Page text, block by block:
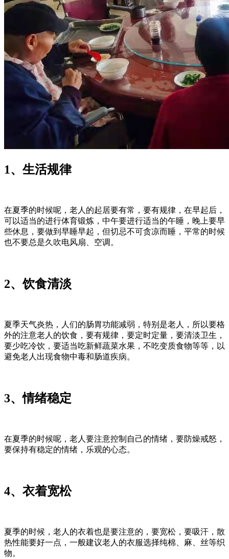
1、生活规律
在夏季的时候呢，老人的起居要有常，要有规律，在早起后，
可以适当的进行体育锻炼，中午要进行适当的午睡，晚上要早
些休息，要做到早睡早起，但切忌不可贪凉而睡，平常的时候
也不要总是久吹电风扇、空调。
2、饮食清淡
夏季天气炎热，人们的肠胃功能减弱，特别是老人，所以要格
外的注意老人的饮食，要有规律，要定时定量，要清淡卫生，
要少吃冷饮，要适当吃新鲜蔬菜水果，不吃变质食物等等，以
避免老人出现食物中毒和肠道疾病。
3、情绪稳定
在夏季的时候呢，老人要注意控制自己的情绪，要防燥戒怒，
要保持有稳定的情绪，乐观的心态。
4、衣着宽松
夏季的时候，老人的衣着也是要注意的，要宽松，要吸汗，散
热性能要好一点，一般建议老人的衣服选择纯棉、麻、丝等织
物。